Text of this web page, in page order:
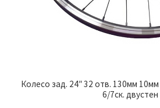
Колесо зад. 24″ 32 отв. 130мм
6/7ск. двустен